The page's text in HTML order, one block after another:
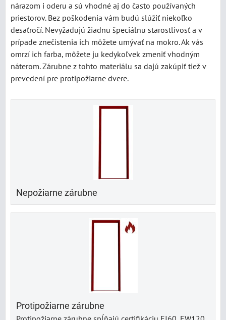
nárazom i oderu a sú vhodné aj do často používaných
priestorov. Bez poškodenia vám budú slúžiť niekoľko
desaťročí. Nevyžadujú žiadnu špeciálnu starostlivosť a v
prípade znečistenia ich môžete umývať na mokro. Ak vás
omrzí ich farba, môžete ju kedykoľvek zmeniť vhodným
náterom. Zárubne z tohto materiálu sa dajú zakúpiť tiež v
prevedení pre protipožiarne dvere.
Nepožiarne zárubne
Protipožiarne zárubne